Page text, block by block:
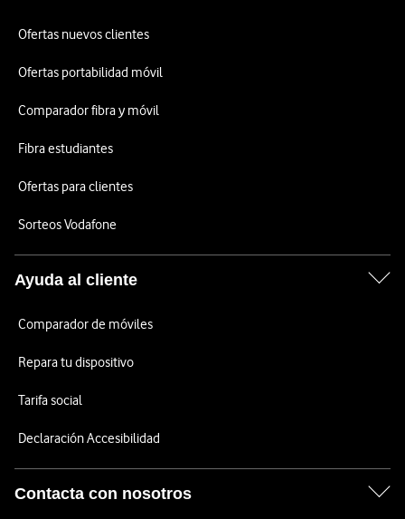
Ofertas nuevos clientes
Ofertas portabilidad móvil
Comparador fibra y móvil
Fibra estudiantes
Ofertas para clientes
Sorteos Vodafone
Ayuda al cliente
Comparador de móviles
Repara tu dispositivo
Tarifa social
Declaración Accesibilidad
Contacta con nosotros